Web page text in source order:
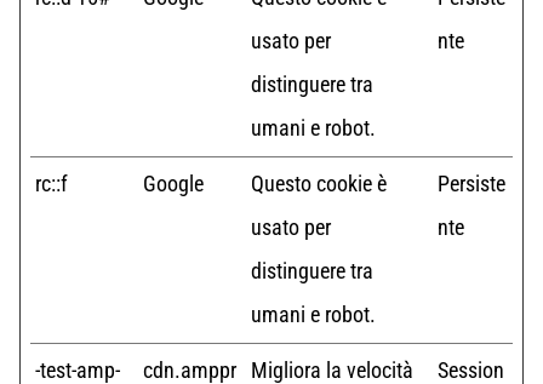
usato per
distinguere tra
umani e robot.
nte
rc::f Google
Questo cookie è
usato per
distinguere tra
umani e robot.
Persiste
nte
-test-amp-
cdn.amppr
Migliora la velocità
Session